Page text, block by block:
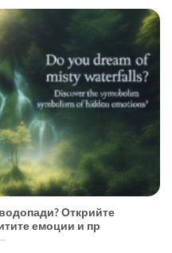
Открийте
емоции и пр